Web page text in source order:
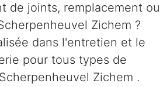
de joints, remplacement ou
Zichem ?
dans l'entretien et le
pour tous types de
Zichem .